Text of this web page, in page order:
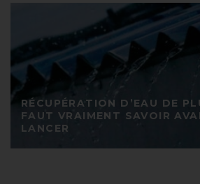
RÉCUPÉRATION D’EAU DE
FAUT VRAIMENT SAVOIR
LANCER